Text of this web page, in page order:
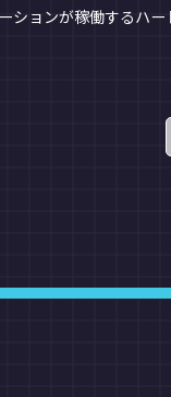
ョンが稼働するハ